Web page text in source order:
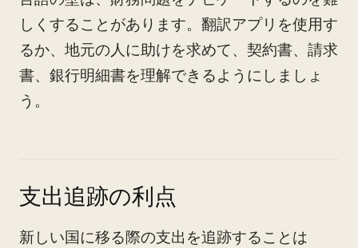
しくすることがあります。翻訳アプリを使用す
るか、地元の人に助けを求めて、契約書、請求
書、銀行明細書を理解できるようにしましょ
う。
支出追跡の利点
新しい国に移る際の支出を追跡することは